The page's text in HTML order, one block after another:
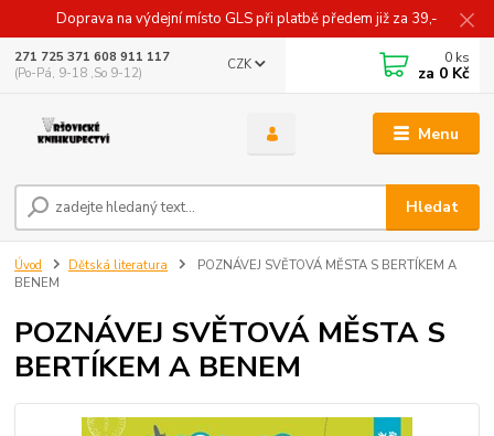
Doprava na výdejní místo GLS při platbě předem již za 39,-
Menu
CZK
Hledat
271 725 371 608 911 117
(Po-Pá, 9-18 ,So 9-12)
0 ks
za 0 Kč
Úvod Dětská literatura
POZNÁVEJ SVĚTOVÁ MĚSTA S BERTÍKEM A
BENEM
POZNÁVEJ SVĚTOVÁ MĚSTA S
BERTÍKEM A BENEM